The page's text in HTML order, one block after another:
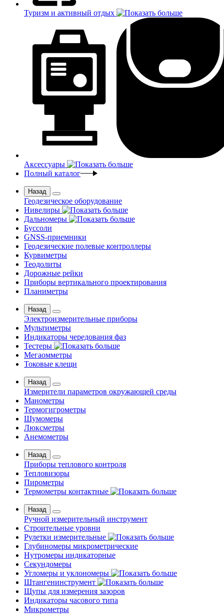
Туризм и активный отдых
Аксессуары
Полный каталог
Назад
Геодезическое оборудование
Нивелиры
Дальномеры
Буссоли
GNSS-приемники
Геодезические полевые контроллеры
Курвиметры
Теодолиты
Дорожные рейки
Приборы вертикального проектирования
Планиметры
Назад
Электроизмерительные приборы
Мультиметры
Индикаторы чередования фаз
Тестеры
Мегаомметры
Токовые клещи
Назад
Измерители параметров окружающей среды
Манометры
Термогигрометры
Шумомеры
Люксметры
Анемометры
Назад
Приборы теплового контроля
Тепловизоры
Пирометры
Термометры контактные
Назад
Ручной измерительный инструмент
Строительные уровни
Рулетки измерительные
Глубиномеры микрометрические
Нутромеры индикаторные
Секундомеры
Угломеры и уклономеры
Штангенинструмент
Щупы для измерения зазоров
Индикаторы часового типа
Микрометры